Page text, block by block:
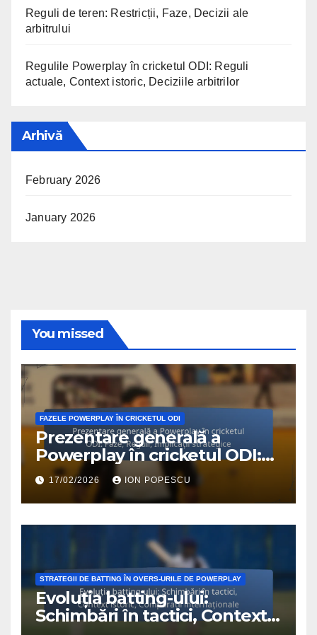
Reguli de teren: Restricții, Faze, Decizii ale
arbitrului
Regulile Powerplay în cricketul ODI: Reguli
actuale, Context istoric, Deciziile arbitrilor
Arhivă
February 2026
January 2026
You missed
FAZELE POWERPLAY ÎN CRICKETUL ODI
Prezentare generală a
Powerplay în cricketul ODI:
Faze, Reguli, Implicații
strategice
17/02/2026 ION POPESCU
STRATEGII DE BATTING ÎN OVERS-URILE DE POWERPLAY
Evoluția batting-ului:
Schimbări în tactici, Context